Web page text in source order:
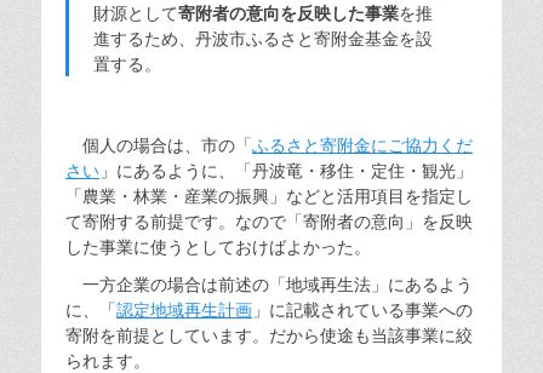
財源として寄附者の意向を反映した事業を推
進するため、丹波市ふるさと寄附金基金を設
置する。
個人の場合は、市の「ふるさと寄附金にご協力くだ
さい 」にあるように、「丹波竜・移住・定住・観光」
「農業・林業・産業の振興」などと活用項目を指定し
て寄附する前提です。なので「寄附者の意向」を反映
した事業に使うとしておけばよかった。
一方企業の場合は前述の「地域再生法」にあるよう
に、「認定地域再生計画 」に記載されている事業への
寄附を前提としています。だから使途も当該事業に絞
られます。